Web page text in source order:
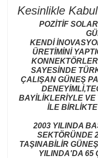
Kesinlikle
POZİTİF
KENDİ
ÜRETİMİNİ
SAYESİNDE
ÇALIŞAN GÜNEŞ
BAYİLİKLERİYLE
İLE
2003 YILINDA
SEKTÖRÜNDE
TAŞINABİLİR
YILINDA'DA 65